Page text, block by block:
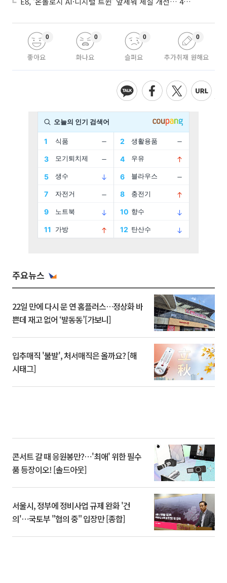
좋아요
0
화나요
0
슬퍼요
0
추가취재 원해요
0
주요뉴스
22일 만에 다시 문 연 홈플러스…정상화 바
쁜데 재고 없어 ‘발동동’[가보니]
입추매직 '불발', 처서매직은 올까요? [해
시태그]
콘서트 갈 때 응원봉만?⋯'최애' 위한 필수
품 등장이오! [솔드아웃]
서울시, 정부에 정비사업 규제 완화 '건
의'⋯국토부 "협의 중" 입장만 [종합]